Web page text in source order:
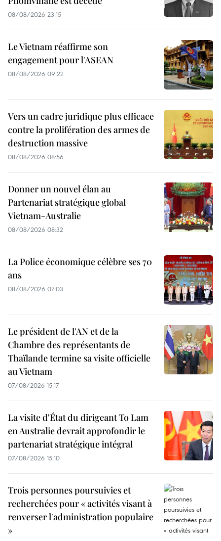
08/08/2026 23:15
Le Vietnam réaffirme son
engagement pour l'ASEAN
08/08/2026 09:22
Vers un cadre juridique plus efficace
contre la prolifération des armes de
destruction massive
08/08/2026 08:56
Donner un nouvel élan au
Partenariat stratégique global
Vietnam-Australie
08/08/2026 08:32
La Police économique célèbre ses 70
ans
08/08/2026 07:03
Le président de l'AN et de la
Chambre des représentants de
Thaïlande termine sa visite officielle
au Vietnam
07/08/2026 15:17
La visite d'État du dirigeant To Lam
en Australie devrait approfondir le
partenariat stratégique intégral
07/08/2026 15:10
Trois personnes poursuivies et
recherchées pour « activités visant à
renverser l'administration populaire
»